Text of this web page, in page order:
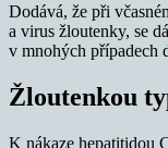
Dodává, že při
a virus žloutenky, se
v mnohých případech
Žloutenkou
K nákaze hepatitidou